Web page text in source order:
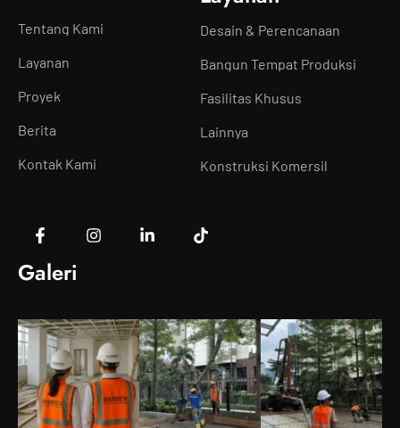
Tentang Kami
Layanan
Proyek
Berita
Kontak Kami
Desain & Perencanaan
Bangun Tempat Produksi
Fasilitas Khusus
Lainnya
Konstruksi Komersil
Galeri